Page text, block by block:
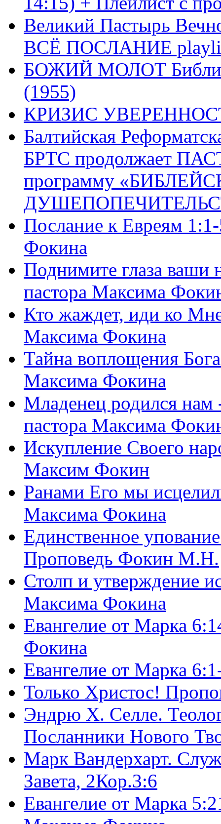
Великий Пастырь
ВСЁ ПОСЛАНИЕ
БОЖИЙ МОЛОТ Библия
(1955)
КРИЗИС
Балтийская
БРТС продолжает
программу
Послание к Евреям
Фокина
Поднимите глаза ваши
пастора Максима
Кто жаждет, иди ко
Максима Фокина
Тайна воплощения
Максима Фокина
Младенец родился
пастора Максима
Искупление Своего
Максим Фокин
Ранами Его мы
Максима Фокина
Единственное
Проповедь Фокин М.Н.
Столп и утверждение
Максима Фокина
Евангелие от Марка
Фокина
Евангелие от Марка
Только Христос!
Эндрю Х. Селле.
Посланники Нового
Марк Вандерхарт.
Завета, 2Кор.3:6
Евангелие от Марка